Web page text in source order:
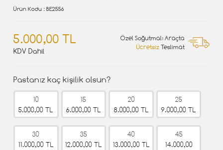
Ürün Kodu : BE2556
5.000,00 TL
KDV Dahil
Özel Soğutmalı Araçta
Ücretsiz Teslimat
Pastanız kaç kişilik olsun?
10
5.000,00 TL
15
6.000,00 TL
20
8.000,00 TL
25
9.000,00 TL
30
11.000,00 TL
35
12.000,00 TL
40
13.000,00 TL
45
14.000,00